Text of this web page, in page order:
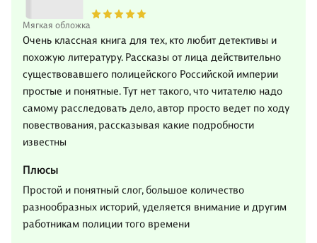
Мягкая обложка
Очень классная книга для тех, кто любит детективы и
похожую литературу. Рассказы от лица действительно
существовавшего полицейского Российской империи
простые и понятные. Тут нет такого, что читателю надо
самому расследовать дело, автор просто ведет по ходу
повествования, рассказывая какие подробности
известны
Плюсы
Простой и понятный слог, большое количество
разнообразных историй, уделяется внимание и другим
работникам полиции того времени